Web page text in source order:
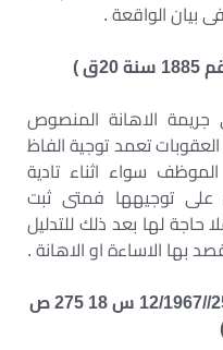
بيان الواقعة .
جريمة الاهانة المنصوص
من قانون العقوبات تعمد توجية الفاظ
سواء اثناء تادية
على توجيهها فمتى ثبت
حاجة لها بعد ذلك للتدليل
بها الاساءة او الاهانة .
( الطعن رقم 1891 لسنة 37 ق 25//12/1967 س 18 275 ص